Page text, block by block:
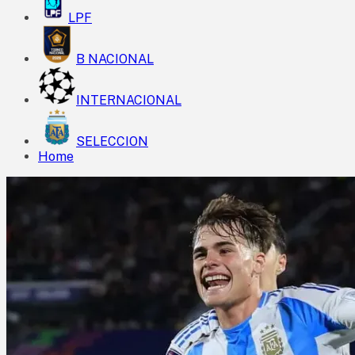
LPF
B NACIONAL
INTERNACIONAL
SELECCION
Home